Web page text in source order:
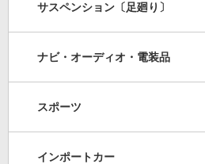
サスペンション〔足廻り〕
ナビ・オーディオ・電装品
スポーツ
インポートカー